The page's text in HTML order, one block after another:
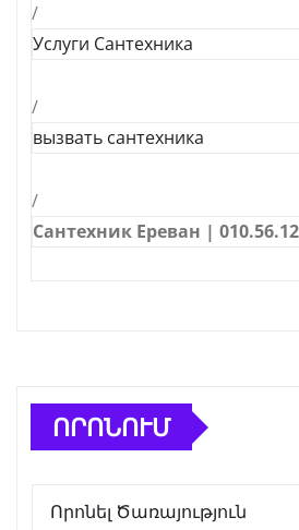
/
Услуги Сантехника
/
вызвать сантехника
/
Сантехник Ереван |
ՈՐՈՆՈՒՄ